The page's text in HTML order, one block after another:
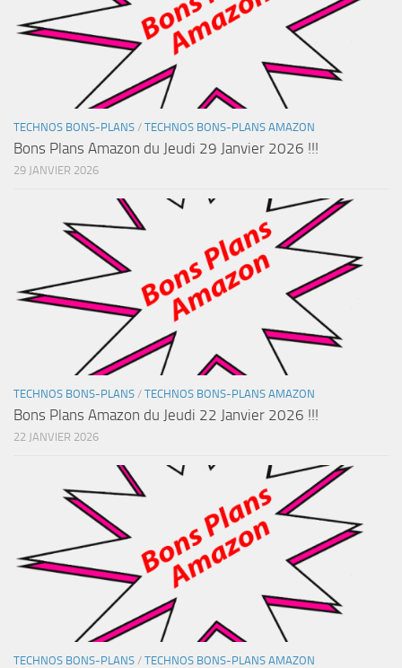
TECHNOS BONS-PLANS / TECHNOS BONS-PLANS AMAZON
Bons Plans Amazon du Jeudi 29 Janvier 2026 !!!
29 JANVIER 2026
TECHNOS BONS-PLANS / TECHNOS BONS-PLANS AMAZON
Bons Plans Amazon du Jeudi 22 Janvier 2026 !!!
22 JANVIER 2026
TECHNOS BONS-PLANS / TECHNOS BONS-PLANS AMAZON